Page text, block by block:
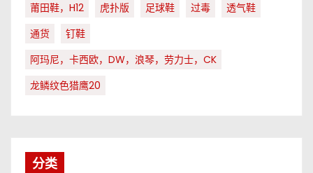
莆田鞋，H12
虎扑版 足球鞋 过毒
透气鞋
通货
钉鞋
阿玛尼，卡西欧，DW，浪琴，劳力士，CK
龙鳞纹色猎鹰20
分类